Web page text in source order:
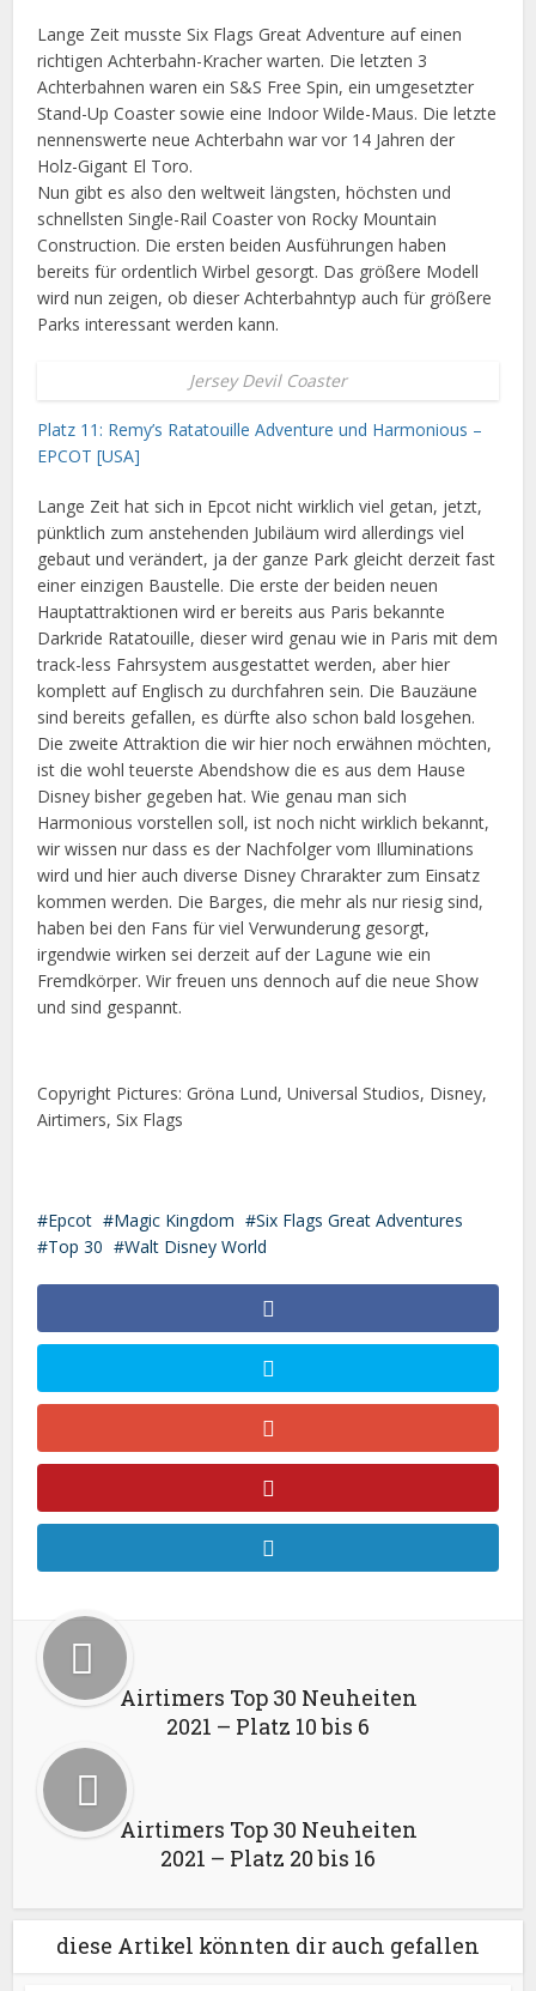
Lange Zeit musste Six Flags Great Adventure auf einen
richtigen Achterbahn-Kracher warten. Die letzten 3
Achterbahnen waren ein S&S Free Spin, ein umgesetzter
Stand-Up Coaster sowie eine Indoor Wilde-Maus. Die letzte
nennenswerte neue Achterbahn war vor 14 Jahren der
Holz-Gigant El Toro.
Nun gibt es also den weltweit längsten, höchsten und
schnellsten Single-Rail Coaster von Rocky Mountain
Construction. Die ersten beiden Ausführungen haben
bereits für ordentlich Wirbel gesorgt. Das größere Modell
wird nun zeigen, ob dieser Achterbahntyp auch für größere
Parks interessant werden kann.
Jersey Devil Coaster
Platz 11: Remy’s Ratatouille Adventure und Harmonious –
EPCOT [USA]
Lange Zeit hat sich in Epcot nicht wirklich viel getan, jetzt,
pünktlich zum anstehenden Jubiläum wird allerdings viel
gebaut und verändert, ja der ganze Park gleicht derzeit fast
einer einzigen Baustelle. Die erste der beiden neuen
Hauptattraktionen wird er bereits aus Paris bekannte
Darkride Ratatouille, dieser wird genau wie in Paris mit dem
track-less Fahrsystem ausgestattet werden, aber hier
komplett auf Englisch zu durchfahren sein. Die Bauzäune
sind bereits gefallen, es dürfte also schon bald losgehen.
Die zweite Attraktion die wir hier noch erwähnen möchten,
ist die wohl teuerste Abendshow die es aus dem Hause
Disney bisher gegeben hat. Wie genau man sich
Harmonious vorstellen soll, ist noch nicht wirklich bekannt,
wir wissen nur dass es der Nachfolger vom Illuminations
wird und hier auch diverse Disney Chrarakter zum Einsatz
kommen werden. Die Barges, die mehr als nur riesig sind,
haben bei den Fans für viel Verwunderung gesorgt,
irgendwie wirken sei derzeit auf der Lagune wie ein
Fremdkörper. Wir freuen uns dennoch auf die neue Show
und sind gespannt.
Copyright Pictures: Gröna Lund, Universal Studios, Disney,
Airtimers, Six Flags
Epcot Magic Kingdom
Six Flags Great Adventures
Top 30
Walt Disney World
Airtimers Top 30 Neuheiten
2021 – Platz 10 bis 6
Airtimers Top 30 Neuheiten
2021 – Platz 20 bis 16
diese Artikel könnten dir auch gefallen